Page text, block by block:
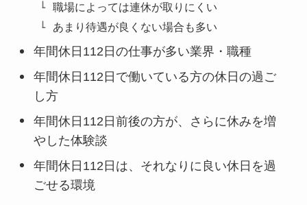
職場によっては連休が取りにくい
あまり待遇が良くない場合も多い
年間休日112日の仕事が多い業界・職種
年間休日112日で働いている方の休日の過ご
し方
年間休日112日前後の方が、さらに休みを増
やした体験談
年間休日112日は、それなりに良い休日を過
ごせる環境